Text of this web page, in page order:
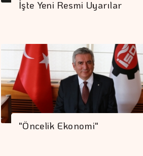
İşte Yeni Resmi Uyarılar
"Öncelik Ekonomi"